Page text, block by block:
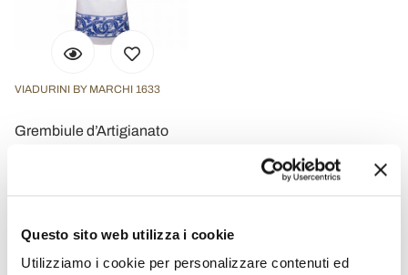
Questo sito web utilizza i cookie
Utilizziamo i cookie per personalizzare contenuti ed
VIADURINI BY MARCHI 1633
Grembiule d’Artigianato